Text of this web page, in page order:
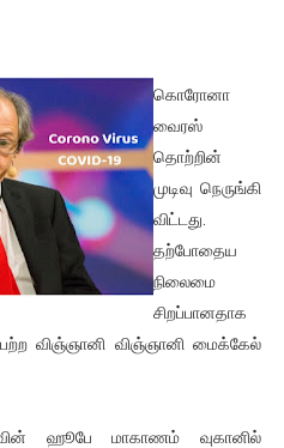
- கொதித்தெழுந்த
கூடிய இடங்கள்...
செய்த முதியவருக்கு
அதிரடி உத்தரவு!
கேணல் சங்கர் ஆகியோரின்
கொரோனா
வைரஸ்
தொற்றின்
முடிவு நெருங்கி
விட்டது.
தற்போதைய
நிலைமை
சிறப்பானதாக
விஞ்ஞானி விஞ்ஞானி மைக்கேல்
ஹூபே மாகாணம் வுகானில்